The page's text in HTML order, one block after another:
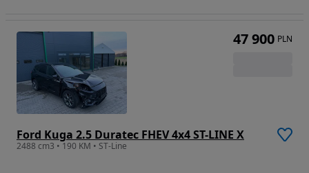
Ford Kuga 2.5 Duratec FHEV 4x4 ST-LINE X
2488 cm3 • 190 KM • ST-Line
47 900 PLN